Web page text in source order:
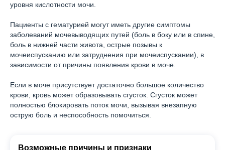
уровня кислотности мочи.
Пациенты с гематурией могут иметь другие симптомы
заболеваний мочевыводящих путей (боль в боку или в спине,
боль в нижней части живота, острые позывы к
мочеиспусканию или затруднения при мочеиспускании), в
зависимости от причины появления крови в моче.
Если в моче присутствует достаточно большое количество
крови, кровь может образовывать сгусток. Сгусток может
полностью блокировать поток мочи, вызывая внезапную
острую боль и неспособность помочиться.
Возможные причины и признаки